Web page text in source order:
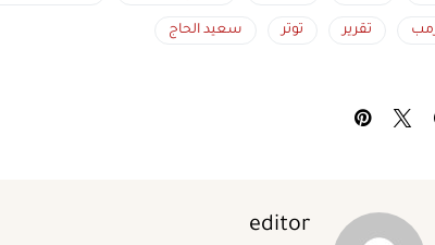
تقرير توتر سعيد الحاج
editor